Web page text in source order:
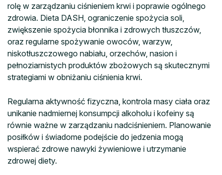
rolę w zarządzaniu ciśnieniem krwi i poprawie ogólnego
zdrowia. Dieta DASH, ograniczenie spożycia soli,
zwiększenie spożycia błonnika i zdrowych tłuszczów,
oraz regularne spożywanie owoców, warzyw,
niskotłuszczowego nabiału, orzechów, nasion i
pełnoziarnistych produktów zbożowych są skutecznymi
strategiami w obniżaniu ciśnienia krwi.
Regularna aktywność fizyczna, kontrola masy ciała oraz
unikanie nadmiernej konsumpcji alkoholu i kofeiny są
równie ważne w zarządzaniu nadciśnieniem. Planowanie
posiłków i świadome podejście do jedzenia mogą
wspierać zdrowe nawyki żywieniowe i utrzymanie
zdrowej diety.